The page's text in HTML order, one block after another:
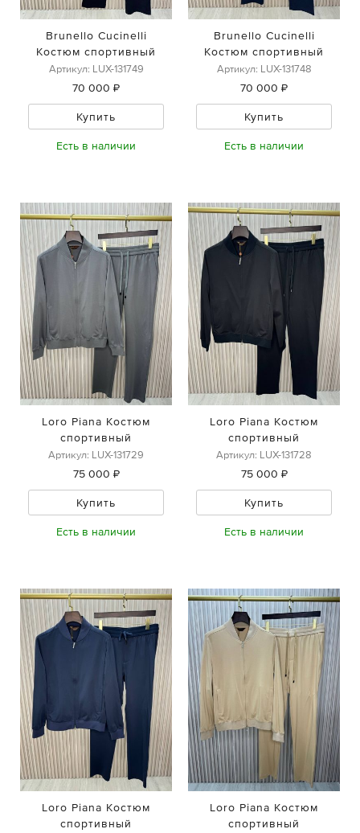
Brunello Cucinelli
Костюм спортивный
Артикул: LUX-131749
70 000 ₽
Купить
Есть в наличии
Brunello Cucinelli
Костюм спортивный
Артикул: LUX-131748
70 000 ₽
Купить
Есть в наличии
Loro Piana Костюм
спортивный
Артикул: LUX-131729
75 000 ₽
Купить
Есть в наличии
Loro Piana Костюм
спортивный
Артикул: LUX-131728
75 000 ₽
Купить
Есть в наличии
Loro Piana Костюм
спортивный
Loro Piana Костюм
спортивный